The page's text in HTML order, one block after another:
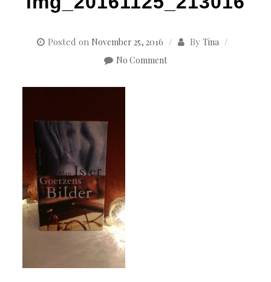
Posted on November 25, 2016 By Tina
No Comment